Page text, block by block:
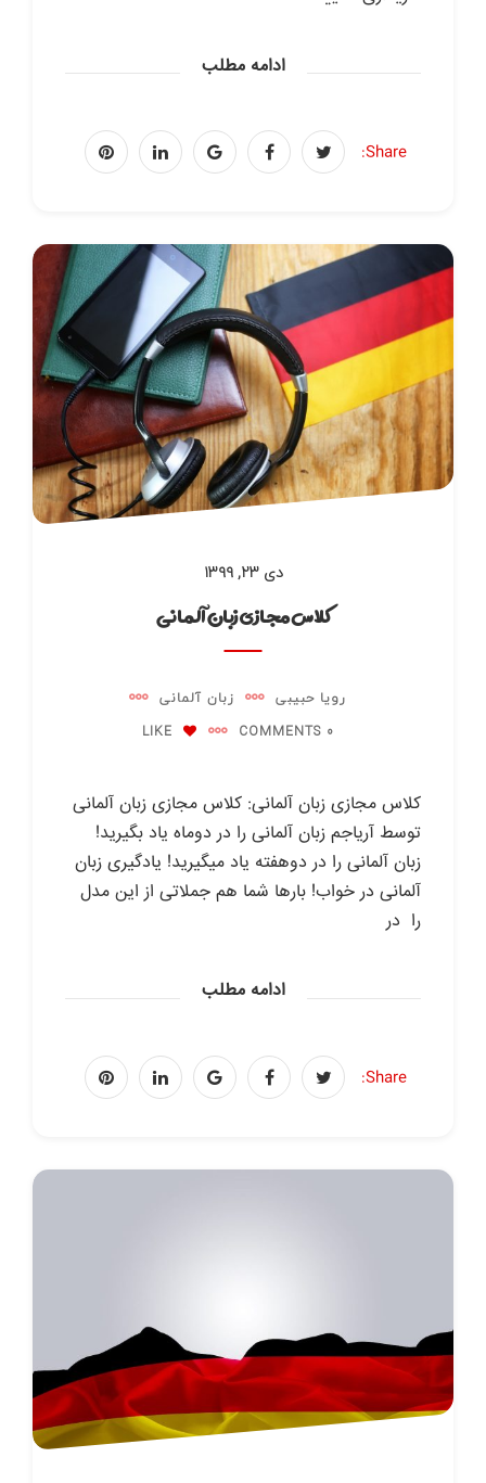
ادامه مطلب
Share:
دی ۲۳, ۱۳۹۹
کلاس مجازی زبان آلمانی
رویا حبیبی
زبان آلمانی
0 COMMENTS
LIKE
کلاس مجازی زبان آلمانی: کلاس مجازی زبان آلمانی
توسط آریاجم زبان آلمانی را در دوماه یاد بگیرید!
زبان آلمانی را در دوهفته یاد میگیرید! یادگیری زبان
آلمانی در خواب! بارها شما هم جملاتی از این مدل
را در
ادامه مطلب
Share: